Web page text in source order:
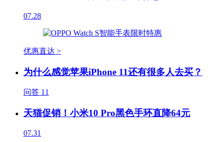
07.28
优惠直达 >
为什么感觉苹果iPhone 11还有很多人去买？
问答 11
天猫促销！小米10 Pro黑色手环直降64元
07.31